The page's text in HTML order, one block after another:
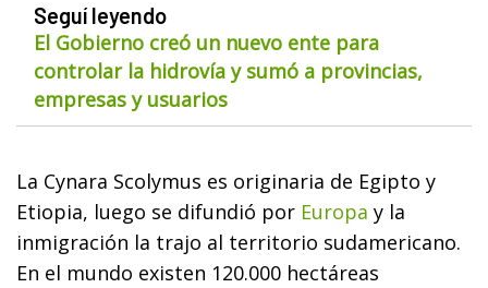
Seguí leyendo
El Gobierno creó un nuevo ente para
controlar la hidrovía y sumó a provincias,
empresas y usuarios
La Cynara Scolymus es originaria de Egipto y
Etiopia, luego se difundió por Europa y la
inmigración la trajo al territorio sudamericano.
En el mundo existen 120.000 hectáreas